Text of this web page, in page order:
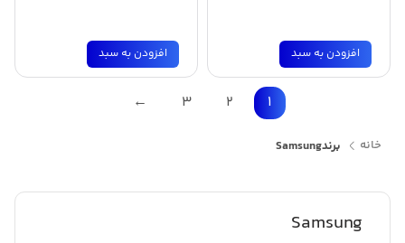
افزودن به سبد افزودن به سبد
1
2
3
←
خانه برندSamsung
Samsung